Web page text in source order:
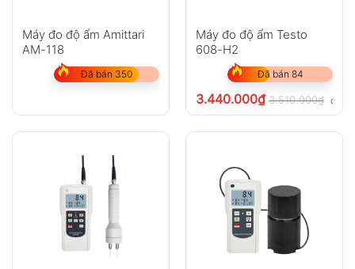
Máy đo độ ẩm Amittari
AM-118
Đã bán 350
Máy đo độ ẩm Testo
608-H2
Đã bán 84
3.440.000₫ 3.510.000₫ chưa